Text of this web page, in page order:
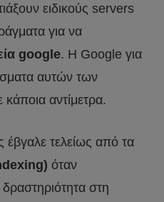
ειδικούς servers
για να
google. Η Google για
αυτών των
αντίμετρα.
έβγαλε τελείως από τα
όταν
στη